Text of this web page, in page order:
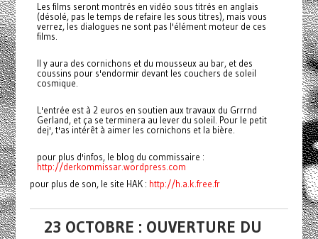
Les films seront montrés en vidéo sous titrés en anglais
(désolé, pas le temps de refaire les sous titres), mais vous
verrez, les dialogues ne sont pas l'élément moteur de ces
films.
Il y aura des cornichons et du mousseux au bar, et des
coussins pour s'endormir devant les couchers de soleil
cosmique.
L'entrée est à 2 euros en soutien aux travaux du Grrrnd
Gerland, et ça se terminera au lever du soleil. Pour le petit
dej', t'as intérêt à aimer les cornichons et la bière.
pour plus d'infos, le blog du commissaire :
http://derkommissar.wordpress .com
pour plus de son, le site HAK : http://h.a.k.free.fr
23 OCTOBRE : OUVERTURE DU